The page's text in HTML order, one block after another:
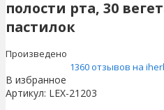
полости рта, 30
пастилок
Произведено
1360 отзывов на
В избранное
Артикул: LEX-21203